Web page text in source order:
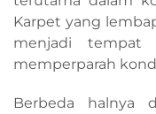
Karpet yang
menjadi tempat
memperparah
Berbeda halnya